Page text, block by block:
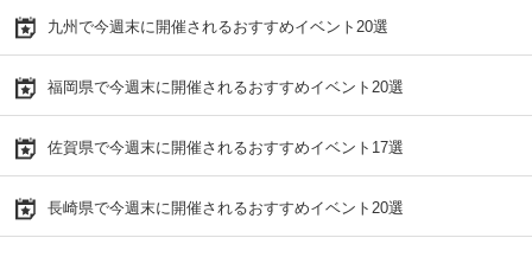
九州で今週末に開催されるおすすめイベント20選
福岡県で今週末に開催されるおすすめイベント20選
佐賀県で今週末に開催されるおすすめイベント17選
長崎県で今週末に開催されるおすすめイベント20選